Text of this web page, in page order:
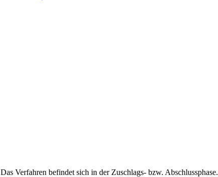
Das Verfahren befindet sich in der Zuschlags- bzw. Abschlussphase.